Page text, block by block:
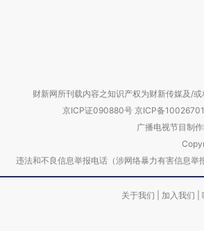
财新网所刊载内容之知识产权为财新传媒及/
京ICP证090880号 京ICP备
广播电视节目制
违法和不良信息举报电话（涉网络暴力有害信息
关于我们 加入我们